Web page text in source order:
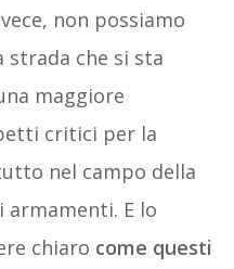
non possiamo
che si sta
maggiore
critici per la
nel campo della
armamenti. E lo
chiaro come questi